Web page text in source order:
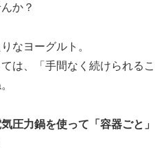
か？
なヨーグルト。
は、「手間なく続けられるこ
圧力鍋を使って「容器ごと」